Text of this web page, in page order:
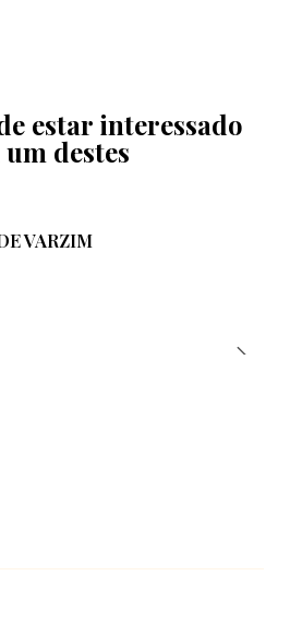
estar interessado
um destes
VARZIM